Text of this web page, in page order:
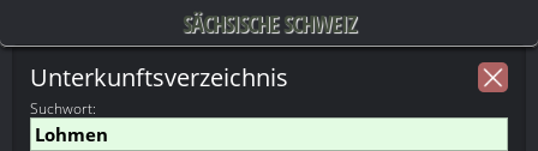
SÄCHSISCHE SCHWEIZ
Unterkunftsverzeichnis
Suchwort: